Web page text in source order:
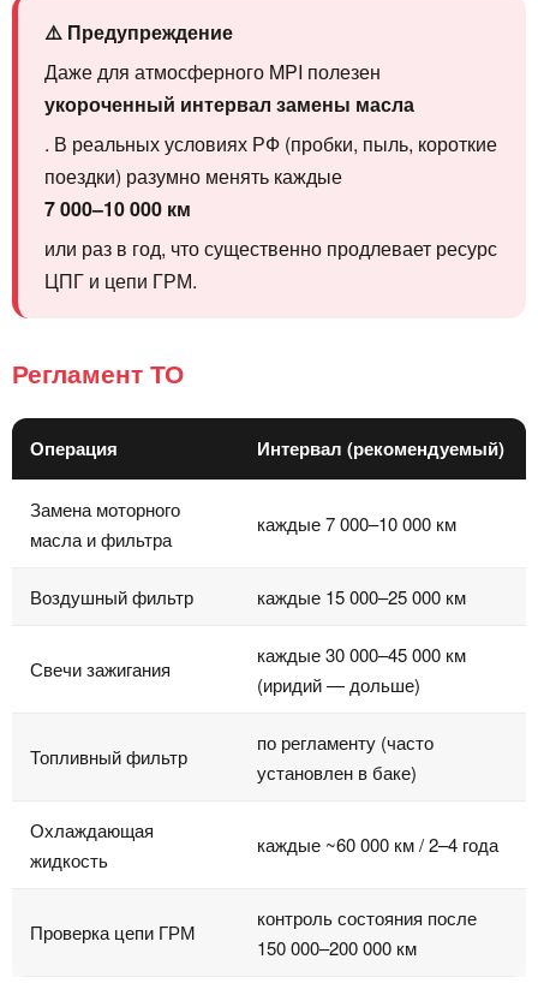
⚠️ Предупреждение
Даже для атмосферного MPI полезен
укороченный интервал замены масла
. В реальных условиях РФ (пробки, пыль, короткие
поездки) разумно менять каждые
7 000–10 000 км
или раз в год, что существенно продлевает ресурс
ЦПГ и цепи ГРМ.
Регламент ТО
Операция Интервал (рекомендуемый)
Замена моторного
масла и фильтра
каждые 7 000–10 000 км
Воздушный фильтр каждые 15 000–25 000 км
Свечи зажигания
каждые 30 000–45 000 км
(иридий — дольше)
Топливный фильтр
по регламенту (часто
установлен в баке)
Охлаждающая
жидкость
каждые ~60 000 км / 2–4 года
Проверка цепи ГРМ
контроль состояния после
150 000–200 000 км